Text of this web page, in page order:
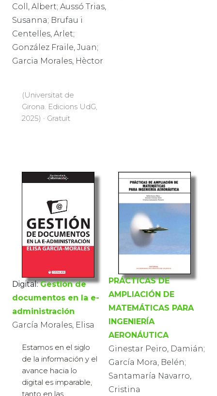
Coll, Albert; Aussó Trias,
Susanna; Brufau i
Centelles, Arlet;
González Fraile, Juan;
Garcia Morales, Hèctor
(Universitat de
Girona. Edicions UdG,
2025) · Gratuït
Digital: Gestión de
documentos en la e-
administración
García Morales, Elisa
Estamos en el siglo
de la información y el
avance hacia lo
digital es imparable,
tanto en las
PRÁCTICAS DE
AMPLIACIÓN DE
MATEMÁTICAS PARA
INGENIERÍA
AERONÁUTICA
Ginestar Peiro, Damián;
García Mora, Belén;
Santamaría Navarro,
Cristina